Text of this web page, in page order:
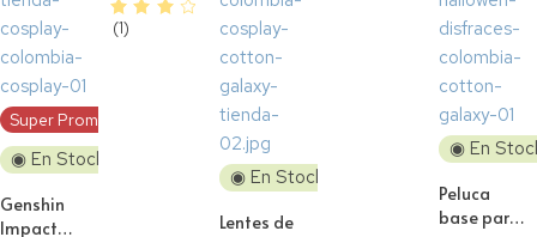
Super Promo!
◉ En Stock
Genshin
Impact
(1)
◉ En Stock
Lentes de
◉ En
Peluca
base para